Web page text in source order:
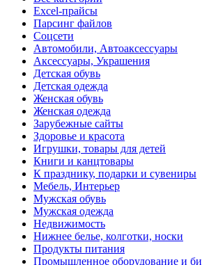
Excel-прайсы
Парсинг файлов
Соцсети
Автомобили, Автоаксессуары
Аксессуары, Украшения
Детская обувь
Детская одежда
Женская обувь
Женская одежда
Зарубежные сайты
Здоровье и красота
Игрушки, товары для детей
Книги и канцтовары
К празднику, подарки и сувениры
Мебель, Интерьер
Мужская обувь
Мужская одежда
Недвижимость
Нижнее белье, колготки, носки
Продукты питания
Промышленное оборудование и